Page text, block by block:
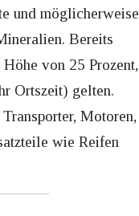
und möglicherweise
Bereits
von 25 Prozent,
Ortszeit) gelten.
Motoren,
wie Reifen